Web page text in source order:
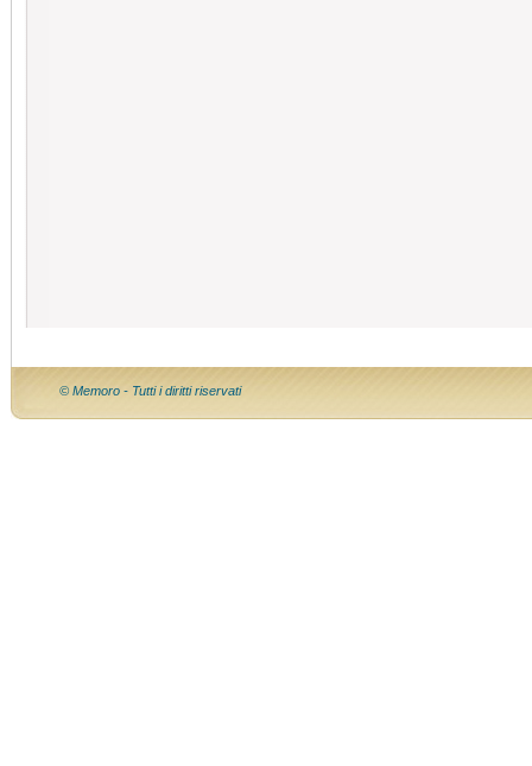
© Memoro - Tutti i diritti riservati